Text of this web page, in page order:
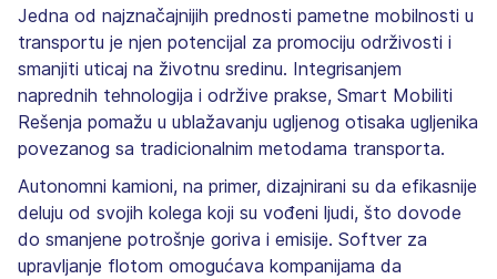
Jedna od najznačajnijih prednosti pametne mobilnosti u
transportu je njen potencijal za promociju održivosti i
smanjiti uticaj na životnu sredinu. Integrisanjem
naprednih tehnologija i održive prakse, Smart Mobiliti
Rešenja pomažu u ublažavanju ugljenog otisaka ugljenika
povezanog sa tradicionalnim metodama transporta.
Autonomni kamioni, na primer, dizajnirani su da efikasnije
deluju od svojih kolega koji su vođeni ljudi, što dovode
do smanjene potrošnje goriva i emisije. Softver za
upravljanje flotom omogućava kompanijama da